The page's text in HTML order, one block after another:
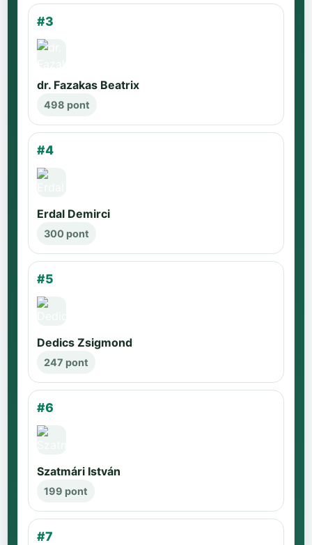
#3
dr. Fazakas Beatrix
498 pont
#4
Erdal Demirci
300 pont
#5
Dedics Zsigmond
247 pont
#6
Szatmári István
199 pont
#7